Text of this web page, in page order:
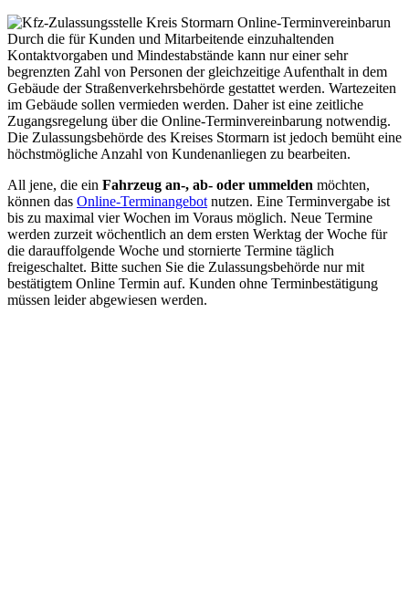
Durch die für Kunden und Mitarbeitende einzuhaltenden
Kontaktvorgaben und Mindestabstände kann nur einer sehr
begrenzten Zahl von Personen der gleichzeitige Aufenthalt in dem
Gebäude der Straßenverkehrsbehörde gestattet werden. Wartezeiten
im Gebäude sollen vermieden werden. Daher ist eine zeitliche
Zugangsregelung über die Online-Terminvereinbarung notwendig.
Die Zulassungsbehörde des Kreises Stormarn ist jedoch bemüht eine
höchstmögliche Anzahl von Kundenanliegen zu bearbeiten.
All jene, die ein Fahrzeug an-, ab- oder ummelden möchten,
können das Online-Terminangebot nutzen. Eine Terminvergabe ist
bis zu maximal vier Wochen im Voraus möglich. Neue Termine
werden zurzeit wöchentlich an dem ersten Werktag der Woche für
die darauffolgende Woche und stornierte Termine täglich
freigeschaltet. Bitte suchen Sie die Zulassungsbehörde nur mit
bestätigtem Online Termin auf. Kunden ohne Terminbestätigung
müssen leider abgewiesen werden.